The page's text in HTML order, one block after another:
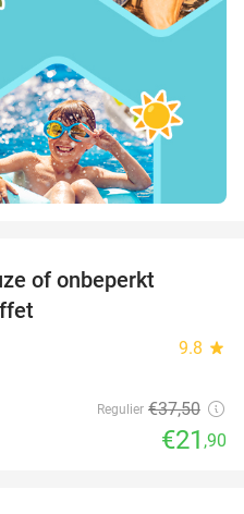
of onbeperkt
9.8 star
Regulier €37,50
€21 ,90